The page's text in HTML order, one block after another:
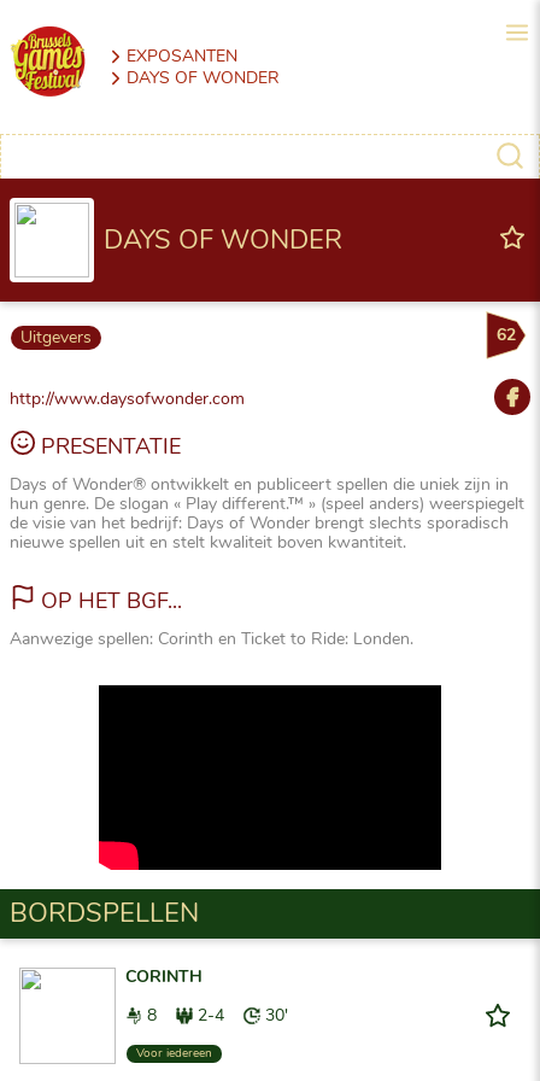
EXPOSANTEN
DAYS OF WONDER
DAYS OF WONDER
Uitgevers 62
http://www.daysofwonder.com
PRESENTATIE
Days of Wonder® ontwikkelt en publiceert spellen die uniek zijn in
hun genre. De slogan « Play different.™ » (speel anders) weerspiegelt
de visie van het bedrijf: Days of Wonder brengt slechts sporadisch
nieuwe spellen uit en stelt kwaliteit boven kwantiteit.
OP HET BGF...
Aanwezige spellen: Corinth en Ticket to Ride: Londen.
BORDSPELLEN
CORINTH
8
2-4 30'
Voor iedereen